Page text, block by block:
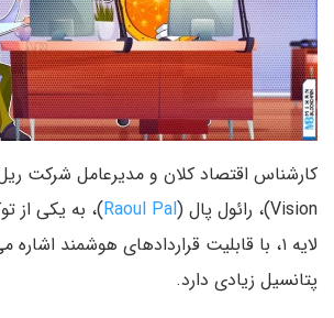
Vision)، رائول پال (
Raoul Pal)، به یکی از
لایه ۱، با قابلیت قراردادهای هوشمند
پتانسیل زیادی دارد.